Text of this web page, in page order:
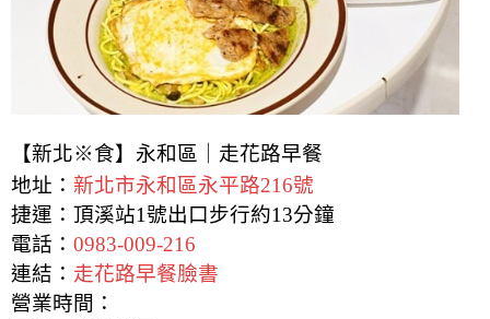
【新北※食】永和區｜走花路早餐
地址： 新北市永和區永平路216號
捷運：頂溪站1號出口步行約13分鐘
電話： 0983-009-216
連結： 走花路早餐臉書
營業時間：